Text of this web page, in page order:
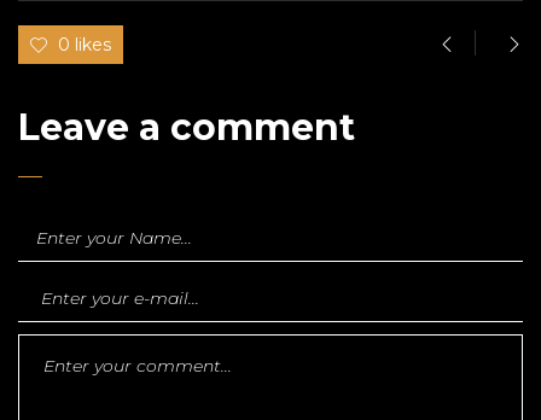
0 likes
Leave a comment